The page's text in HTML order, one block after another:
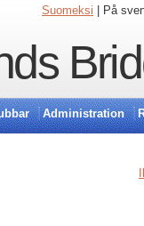
Suomeksi | På
Administration